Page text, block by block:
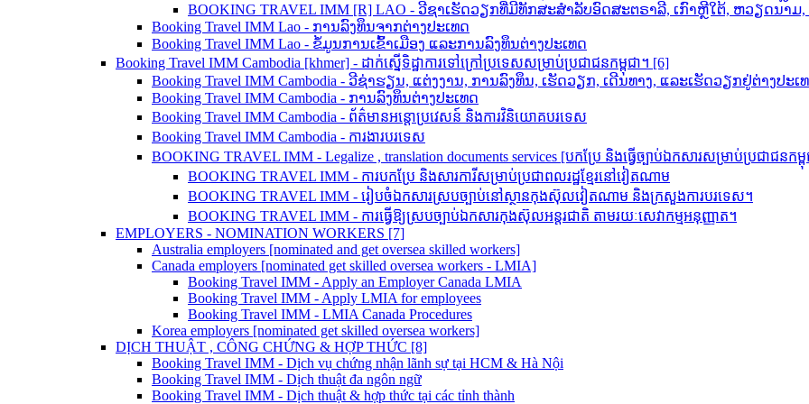
BOOKING TRAVEL IMM [R] LAO - ວີຊາເຮັດວຽກທີ່ມີທັກສະສຳລັບອົດສະຕຣາລີ, ເກົາຫຼີໃຕ້, ຫວຽດນາ
Booking Travel IMM Lao - ການລົງທຶນຈາກຕ່າງປະເທດ
Booking Travel IMM Lao - ຂໍ້ມູນການເຂົ້າເມືອງ ແລະການລົງທຶນຕ່າງປະເທດ
Booking Travel IMM Cambodia [khmer] - ដាក់ស្នើទិដ្ឋាការទៅក្រៅប្រទេសសម្រាប់ប្រជាជនកម្ពុជា។ [6]
Booking Travel IMM Cambodia - ວີຊ່າຮຽນ, ແຕ່ງງານ, ການລົງທຶນ, ເຮັດວຽກ, ເດີນທາງ, ແລະເຮັດວຽກຢູ່ຕ່າງປະເ
Booking Travel IMM Cambodia - ການລົງທຶນຕ່າງປະເທດ
Booking Travel IMM Cambodia - ព័ត៌មានអន្តោប្រវេសន៍ និងការវិនិយោគបរទេស
Booking Travel IMM Cambodia - ការងារបរទេស
BOOKING TRAVEL IMM - Legalize , translation documents services [បកប្រែ និង​ធ្វើ​ច្បាប់​ឯកសារ​សម្រាប់​ប្រជាជន​កម្
BOOKING TRAVEL IMM - ការបកប្រែ និងសារការីសម្រាប់ប្រជាពលរដ្ឋខ្មែរនៅវៀតណាម
BOOKING TRAVEL IMM - រៀបចំឯកសារស្របច្បាប់នៅស្ថានកុងស៊ុលវៀតណាម និងក្រសួងការបរទេស។
BOOKING TRAVEL IMM - ការធ្វើឱ្យស្របច្បាប់ឯកសារកុងស៊ុលអន្តរជាតិ តាមរយៈសេវាកម្មអនុញ្ញាត។
EMPLOYERS - NOMINATION WORKERS [7]
Australia employers [nominated and get oversea skilled workers]
Canada employers [nominated get skilled oversea workers - LMIA]
Booking Travel IMM - Apply an Employer Canada LMIA
Booking Travel IMM - Apply LMIA for employees
Booking Travel IMM - LMIA Canada Procedures
Korea employers [nominated get skilled oversea workers]
DỊCH THUẬT , CÔNG CHỨNG & HỢP THỨC [8]
Booking Travel IMM - Dịch vụ chứng nhận lãnh sự tại HCM & Hà Nội
Booking Travel IMM - Dịch thuật đa ngôn ngữ
Booking Travel IMM - Dịch thuật & hợp thức tại các tỉnh thành